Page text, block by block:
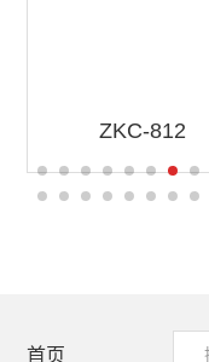
ZKC-812
首页